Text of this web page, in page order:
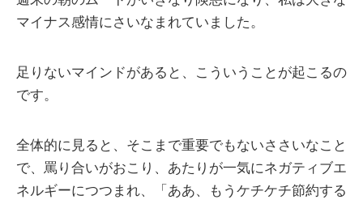
マイナス感情にさいなまれていました。
足りないマインドがあると、こういうことが起こるの
です。
全体的に見ると、そこまで重要でもないささいなこと
で、罵り合いがおこり、あたりが一気にネガティブエ
ネルギーにつつまれ、「ああ、もうケチケチ節約する